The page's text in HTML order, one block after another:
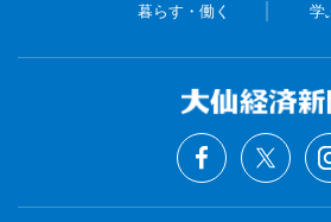
暮らす・働く 学